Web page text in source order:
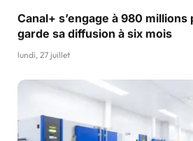
Canal+ s’engage à 980
garde sa diffusion à six mois
lundi, 27 juillet